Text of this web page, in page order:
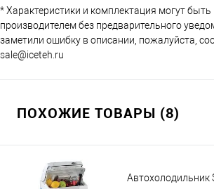
* Характеристики и комплектация могут
производителем без предварительного
заметили ошибку в описании, пожалуйста,
sale@iceteh.ru
ПОХОЖИЕ ТОВАРЫ (8)
Автохолодильник